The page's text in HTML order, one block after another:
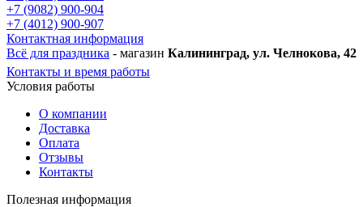
+7 (9082) 900-904
+7 (4012) 900-907
Контактная информация
Всё для праздника - магазин Калининград, ул. Челнокова, 42
Контакты и время работы
Условия работы
О компании
Доставка
Оплата
Отзывы
Контакты
Полезная информация